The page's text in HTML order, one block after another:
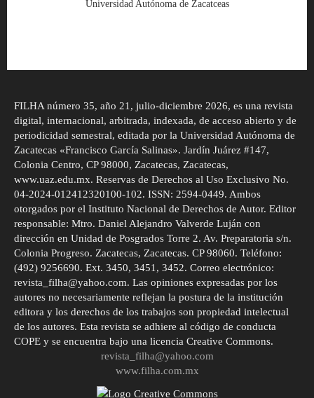
Universidad Autónoma de Zacatceas
FILHA número 35, año 21, julio-diciembre 2026, es una revista
digital, internacional, arbitrada, indexada, de acceso abierto y de
periodicidad semestral, editada por la Universidad Autónoma de
Zacatecas «Francisco García Salinas». Jardín Juárez #147,
Colonia Centro, CP 98000, Zacatecas, Zacatecas,
www.uaz.edu.mx. Reservas de Derechos al Uso Exclusivo No.
04-2024-012412320100-102. ISSN: 2594-0449. Ambos
otorgados por el Instituto Nacional de Derechos de Autor. Editor
responsable: Mtro. Daniel Alejandro Valverde Luján con
dirección en Unidad de Posgrados Torre 2. Av. Preparatoria s/n.
Colonia Progreso. Zacatecas, Zacatecas. CP 98060. Teléfono:
(492) 9256690. Ext. 3450, 3451, 3452. Correo electrónico:
revista_filha@yahoo.com. Las opiniones expresadas por los
autores no necesariamente reflejan la postura de la institución
editora y los derechos de los trabajos son propiedad intelectual
de los autores. Esta revista se adhiere al código de conducta
COPE y se encuentra bajo una licencia Creative Commons.
revista_filha@yahoo.com
www.filha.com.mx